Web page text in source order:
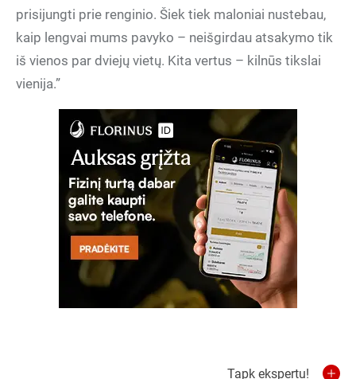
prisijungti prie renginio. Šiek tiek maloniai nustebau,
kaip lengvai mums pavyko – neišgirdau atsakymo tik
iš vienos par dviejų vietų. Kita vertus – kilnūs tikslai
vienija.”
Tapk ekspertu!